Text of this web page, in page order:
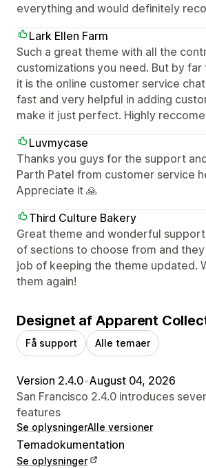
everything and would definitely
Lark Ellen Farm
Such a great theme with all the
customizations you need. But by
it is the online customer service
fast and very helpful in adding
make it just perfect. Highly
Luvmycase
Thanks you guys for the support
Parth Patel from customer service
Appreciate it 🙏
Third Culture Bakery
Great theme and wonderful
of sections to choose from and
job of keeping the theme updated.
them again!
Designet af Apparent
Få support Alle temaer
Version 2.4.0•August 04, 2026
San Francisco 2.4.0 introduces
features
Se oplysningerAlle versioner
Temadokumentation
Se oplysninger